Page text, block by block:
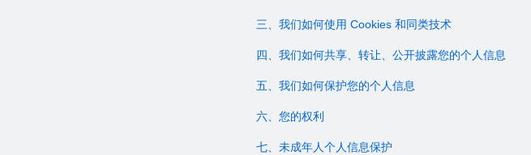
三、我们如何使用 Cookies 和同类技术
四、我们如何共享、转让、公开披露您的个人信息
五、我们如何保护您的个人信息
六、您的权利
七、未成年人个人信息保护